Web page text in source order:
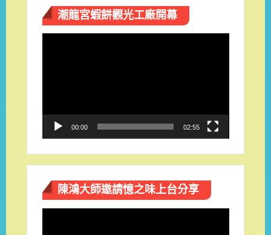
潮龍宮蝦餅觀光工廠開幕
00:00 02:55
陳鴻大師邀請憶之味上台分享